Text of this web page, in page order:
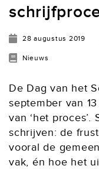
28 augustus 2019
Nieuws
De Dag van het
september van
van ‘het
schrijven: de
vooral de
vak, én hoe het